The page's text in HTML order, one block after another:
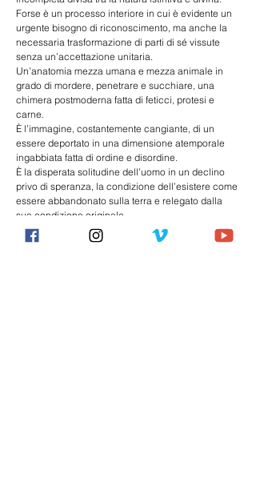
Forse è un processo interiore in cui è evidente un
urgente bisogno di riconoscimento, ma anche la
necessaria trasformazione di parti di sé vissute
senza un’accettazione unitaria.
Un’anatomia mezza umana e mezza animale in
grado di mordere, penetrare e succhiare, una
chimera postmoderna fatta di feticci, protesi e
carne.
È l’immagine, costantemente cangiante, di un
essere deportato in una dimensione atemporale
ingabbiata fatta di ordine e disordine.
È la disperata solitudine dell’uomo in un declino
privo di speranza, la condizione dell’esistere come
essere abbandonato sulla terra e relegato dalla
sua condizione originale.
Sesso, lotta, violenza, solitudine e fede sono gli
elementi che definiscono quest’uomo.